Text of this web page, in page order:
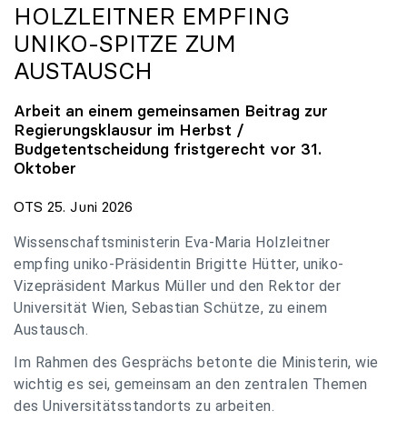
HOLZLEITNER EMPFING
UNIKO-SPITZE ZUM
AUSTAUSCH
Arbeit an einem gemeinsamen Beitrag zur
Regierungsklausur im Herbst /
Budgetentscheidung fristgerecht vor 31.
Oktober
OTS 25. Juni 2026
Wissenschaftsministerin Eva-Maria Holzleitner
empfing uniko-Präsidentin Brigitte Hütter, uniko-
Vizepräsident Markus Müller und den Rektor der
Universität Wien, Sebastian Schütze, zu einem
Austausch.
Im Rahmen des Gesprächs betonte die Ministerin, wie
wichtig es sei, gemeinsam an den zentralen Themen
des Universitätsstandorts zu arbeiten.